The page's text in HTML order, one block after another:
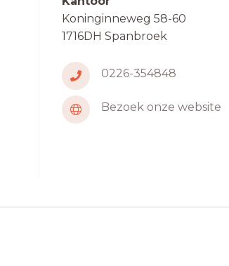
Koninginneweg 58-60
1716DH Spanbroek
0226-354848
Bezoek onze website